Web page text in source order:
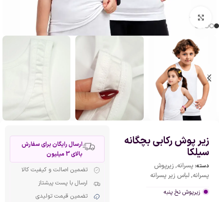
بزرگنمایی تصویر
زیر پوش رکابی بچگانه
سیلکا
دسته: پسرانه, زیرپوش
پسرانه, لباس زیر پسرانه
زیرپوش نخ پنبه
ارسال رایگان برای سفارش
بالای 3 میلیون
تضمین اصالت و کیفیت کالا
ارسال با پست پیشتاز
تضمین قیمت تولیدی